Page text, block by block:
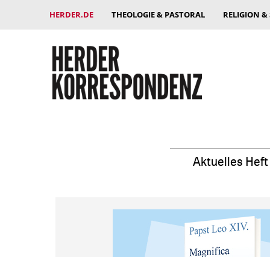
HERDER.DE THEOLOGIE & PASTORAL RELIGION
Aktuelles Heft